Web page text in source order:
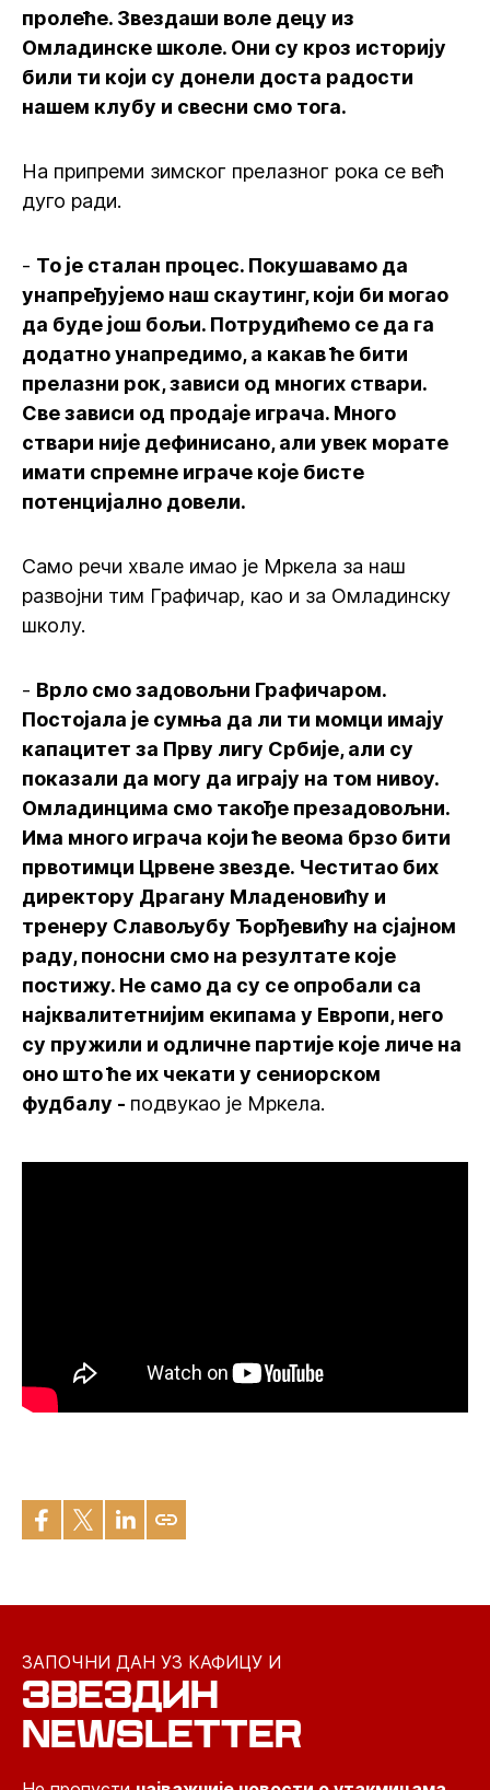
пролеће. Звездаши воле децу из
Омладинске школе. Они су кроз историју
били ти који су донели доста радости
нашем клубу и свесни смо тога.
На припреми зимског прелазног рока се већ
дуго ради.
- То је сталан процес. Покушавамо да
унапређујемо наш скаутинг, који би могао
да буде још бољи. Потрудићемо се да га
додатно унапредимо, а какав ће бити
прелазни рок, зависи од многих ствари.
Све зависи од продаје играча. Много
ствари није дефинисано, али увек морате
имати спремне играче које бисте
потенцијално довели.
Само речи хвале имао је Мркела за наш
развојни тим Графичар, као и за Омладинску
школу.
- Врло смо задовољни Графичаром.
Постојала је сумња да ли ти момци имају
капацитет за Прву лигу Србије, али су
показали да могу да играју на том нивоу.
Омладинцима смо такође презадовољни.
Има много играча који ће веома брзо бити
првотимци Црвене звезде. Честитао бих
директору Драгану Младеновићу и
тренеру Славољубу Ђорђевићу на сјајном
раду, поносни смо на резултате које
постижу. Не само да су се опробали са
најквалитетнијим екипама у Европи, него
су пружили и одличне партије које личе на
оно што ће их чекати у сениорском
фудбалу - подвукао је Мркела.
ЗАПОЧНИ ДАН УЗ КАФИЦУ И
ЗВЕЗДИН
NEWSLETTER